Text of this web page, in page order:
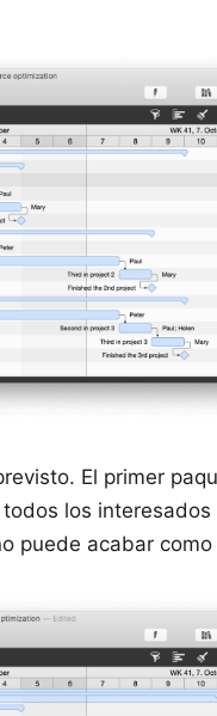
El primer
los interesados
puede acabar